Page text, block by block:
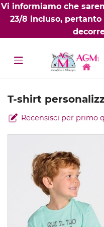
Vi informiamo che
23/8 incluso,
T-shirt
Recensisci per primo